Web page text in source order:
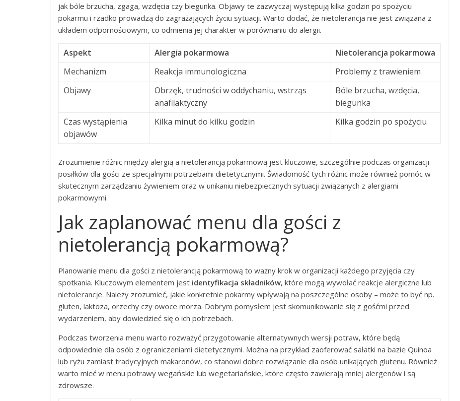
jak bóle brzucha, zgaga, wzdęcia czy biegunka. Objawy te zazwyczaj występują kilka godzin po spożyciu
pokarmu i rzadko prowadzą do zagrażających życiu sytuacji. Warto dodać, że nietolerancja nie jest związana z
układem odpornościowym, co odmienia jej charakter w porównaniu do alergii.
Aspekt Alergia pokarmowa
Nietolerancja pokarmowa
Mechanizm
Reakcja immunologiczna
Problemy z trawieniem
Objawy
Obrzęk, trudności w oddychaniu, wstrząs
anafilaktyczny
Bóle brzucha, wzdęcia,
biegunka
Czas wystąpienia
objawów
Kilka minut do kilku godzin Kilka godzin po spożyciu
Zrozumienie różnic między alergią a nietolerancją pokarmową jest kluczowe, szczególnie podczas organizacji
posiłków dla gości ze specjalnymi potrzebami dietetycznymi. Świadomość tych różnic może również pomóc w
skutecznym zarządzaniu żywieniem oraz w unikaniu niebezpiecznych sytuacji związanych z alergiami
pokarmowymi.
Jak zaplanować menu dla gości z
nietolerancją pokarmową?
Planowanie menu dla gości z nietolerancją pokarmową to ważny krok w organizacji każdego przyjęcia czy
spotkania. Kluczowym elementem jest identyfikacja składników, które mogą wywołać reakcje alergiczne lub
nietolerancje. Należy zrozumieć, jakie konkretnie pokarmy wpływają na poszczególne osoby – może to być np.
gluten, laktoza, orzechy czy owoce morza. Dobrym pomysłem jest skomunikowanie się z gośćmi przed
wydarzeniem, aby dowiedzieć się o ich potrzebach.
Podczas tworzenia menu warto rozważyć przygotowanie alternatywnych wersji potraw, które będą
odpowiednie dla osób z ograniczeniami dietetycznymi. Można na przykład zaoferować sałatki na bazie Quinoa
lub ryżu zamiast tradycyjnych makaronów, co stanowi dobre rozwiązanie dla osób unikających glutenu. Również
warto mieć w menu potrawy wegańskie lub wegetariańskie, które często zawierają mniej alergenów i są
zdrowsze.